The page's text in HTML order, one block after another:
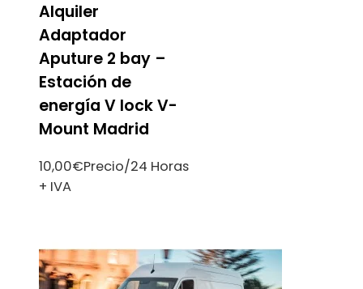
Alquiler
Adaptador
Aputure 2 bay –
Estación de
energía V lock V-
Mount Madrid
10,00€Precio/24 Horas
+ IVA